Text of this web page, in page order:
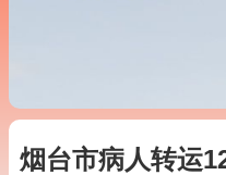
烟台市病人转运